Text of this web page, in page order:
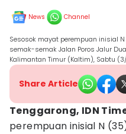
News Channel
Sesosok mayat perempuan inisial
semak-semak Jalan Poros Jalur
Kalimantan Timur (Kaltim), Sabtu
Share Article
Tenggarong, IDN
perempuan inisial N